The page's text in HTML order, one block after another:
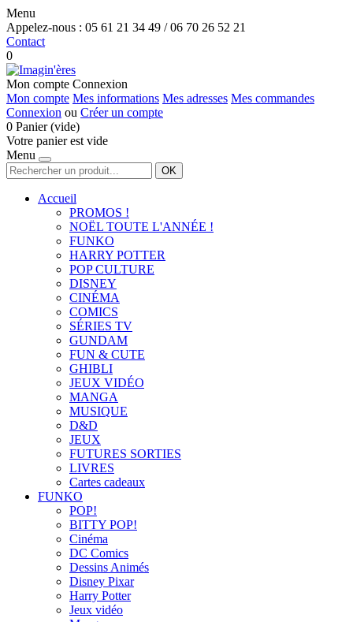
Menu
Appelez-nous : 05 61 21 34 49 / 06 70 26 52 21
Contact
0
Mon compte Connexion
Mon compte Mes informations Mes adresses Mes commandes
Connexion ou Créer un compte
0 Panier (vide)
Votre panier est vide
Menu
OK
Accueil
PROMOS !
NOËL TOUTE L'ANNÉE !
FUNKO
HARRY POTTER
POP CULTURE
DISNEY
CINÉMA
COMICS
SÉRIES TV
GUNDAM
FUN & CUTE
GHIBLI
JEUX VIDÉO
MANGA
MUSIQUE
D&D
JEUX
FUTURES SORTIES
LIVRES
Cartes cadeaux
FUNKO
POP!
BITTY POP!
Cinéma
DC Comics
Dessins Animés
Disney Pixar
Harry Potter
Jeux vidéo